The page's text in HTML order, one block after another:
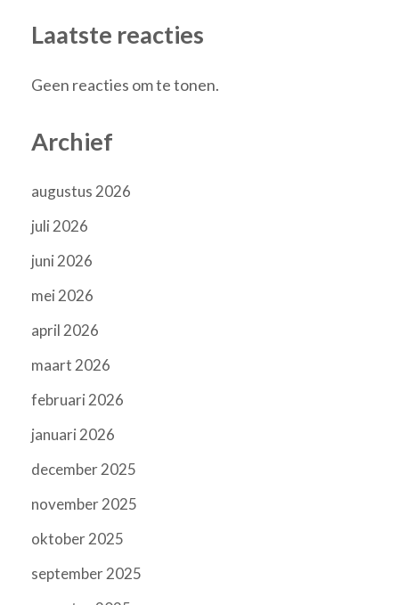
Laatste reacties
Geen reacties om te tonen.
Archief
augustus 2026
juli 2026
juni 2026
mei 2026
april 2026
maart 2026
februari 2026
januari 2026
december 2025
november 2025
oktober 2025
september 2025